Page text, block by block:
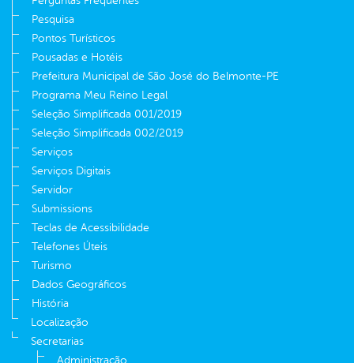
Pesquisa
Pontos Turísticos
Pousadas e Hotéis
Prefeitura Municipal de São José do Belmonte-PE
Programa Meu Reino Legal
Seleção Simplificada 001/2019
Seleção Simplificada 002/2019
Serviços
Serviços Digitais
Servidor
Submissions
Teclas de Acessibilidade
Telefones Úteis
Turismo
Dados Geográficos
História
Localização
Secretarias
Administração